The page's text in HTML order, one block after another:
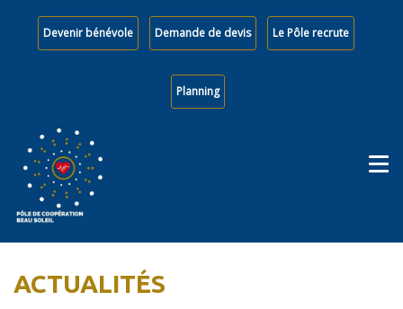
Devenir bénévole Demande de devis Le Pôle recrute
Planning
ACTUALITÉS